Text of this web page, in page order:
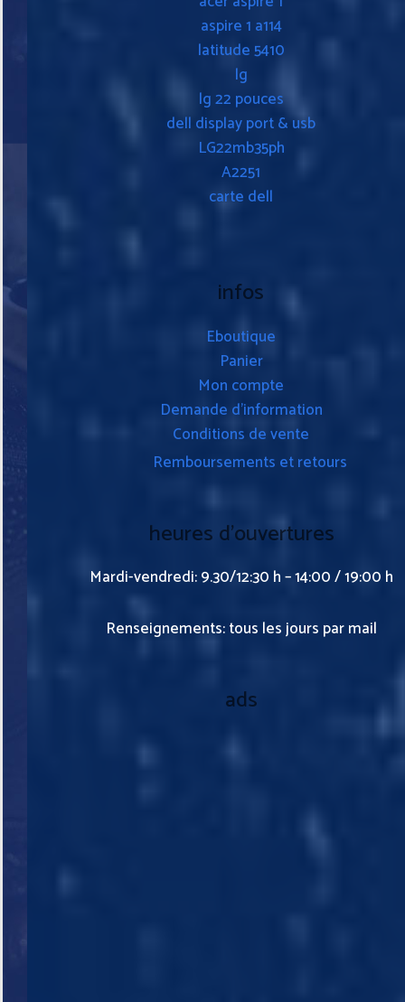
aspire 1 a114
latitude 5410
lg
lg 22 pouces
dell display port & usb
LG22mb35ph
A2251
carte dell
infos
Eboutique
Panier
Mon compte
Demande d’information
Conditions de vente
Remboursements et retours
heures d’ouvertures
Mardi-vendredi: 9.30/12:30 h – 14:00 / 19:00 h
Renseignements: tous les jours par mail
ads